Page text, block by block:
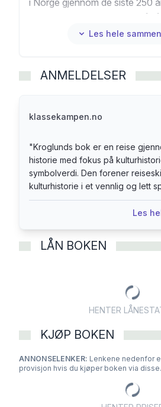
i Norge gjennom de siste 250
sulten befolkning til å dyrke
folkehelse, også
matauk og landbruk, om
bosettingsmønstre, om
kultur, politikk og tradisjon.
«Pottitland» sier vi gjerne når
nedsettende om Norge.
symbol, på godt og vondt, og
forme landet vårt. Forfatter
her en engasjerende og
Les hele
ANMELDELSER
klassekampen.no
"Kroglunds bok er en reise
historie med fokus på
symbolverdi. Den forener
kulturhistorie i et vennlig og lett
Les
LÅN BOKEN
HENTER
KJØP BOKEN
ANNONSELENKER: Lenkene nedenfor
provisjon hvis du kjøper boken via disse.